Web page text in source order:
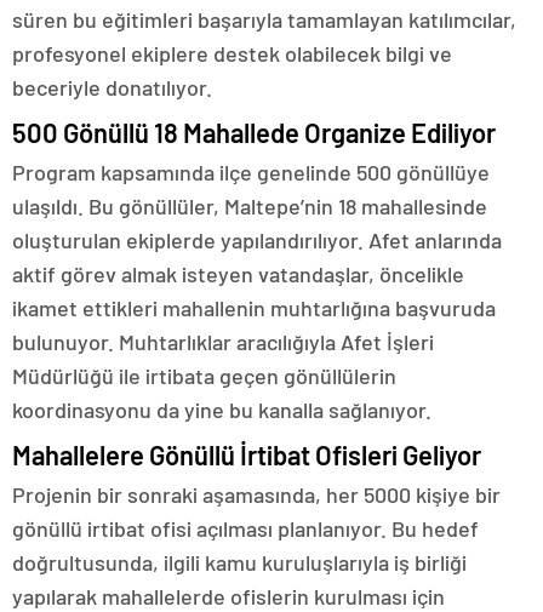
süren bu eğitimleri başarıyla tamamlayan katılımcılar,
profesyonel ekiplere destek olabilecek bilgi ve
beceriyle donatılıyor.
500 Gönüllü 18 Mahallede Organize Ediliyor
Program kapsamında ilçe genelinde 500 gönüllüye
ulaşıldı. Bu gönüllüler, Maltepe’nin 18 mahallesinde
oluşturulan ekiplerde yapılandırılıyor. Afet anlarında
aktif görev almak isteyen vatandaşlar, öncelikle
ikamet ettikleri mahallenin muhtarlığına başvuruda
bulunuyor. Muhtarlıklar aracılığıyla Afet İşleri
Müdürlüğü ile irtibata geçen gönüllülerin
koordinasyonu da yine bu kanalla sağlanıyor.
Mahallelere Gönüllü İrtibat Ofisleri Geliyor
Projenin bir sonraki aşamasında, her 5000 kişiye bir
gönüllü irtibat ofisi açılması planlanıyor. Bu hedef
doğrultusunda, ilgili kamu kuruluşlarıyla iş birliği
yapılarak mahallelerde ofislerin kurulması için